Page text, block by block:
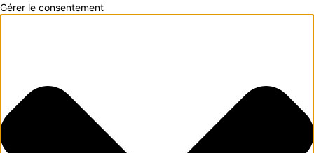
Gérer le consentement